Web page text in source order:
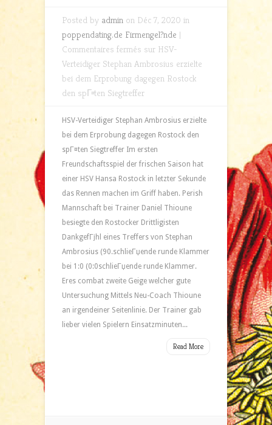
Posted by admin on Déc 7, 2020 in
poppendating.de Firmengel?nde |
Commentaires fermés sur HSV-
Verteidiger Stephan Ambrosius erzielte
bei dem Erprobung dagegen Rostock
den spГ¤ten Siegtreffer
HSV-Verteidiger Stephan Ambrosius erzielte
bei dem Erprobung dagegen Rostock den
spГ¤ten Siegtreffer Im ersten
Freundschaftsspiel der frischen Saison hat
einer HSV Hansa Rostock in letzter Sekunde
das Rennen machen im Griff haben. Perish
Mannschaft bei Trainer Daniel Thioune
besiegte den Rostocker Drittligisten
DankgefГјhl eines Treffers von Stephan
Ambrosius (90.schlieГџende runde Klammer
bei 1:0 (0:0schlieГџende runde Klammer.
Eres combat zweite Geige welcher gute
Untersuchung Mittels Neu-Coach Thioune
an irgendeiner Seitenlinie. Der Trainer gab
lieber vielen Spielern Einsatzminuten...
Read More